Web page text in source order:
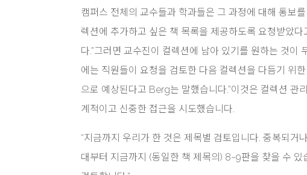
캠퍼스 전체의 교수들과 학과들은 그 과정에 대해 통보
렉션에 추가하고 싶은 책 목록을 제공하도록 요청받았
다.”그러면 교수진이 컬렉션에 남아 있기를 원하는 것이
에는 직원들이 요청을 검토한 다음 컬렉션을 다듬기 위
으로 예상된다고 Berg는 말했습니다.”이것은 컬렉션 관
계적이고 신중한 접근을 시도했습니다.
“지금까지 우리가 한 것은 제목별 검토입니다. 중복되
대부터 지금까지 (동일한 책 제목의) 8~9판을 찾을 수